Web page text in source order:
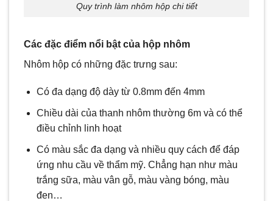
Quy trình làm nhôm hộp chi tiết
Các đặc điểm nổi bật của hộp nhôm
Nhôm hộp có những đặc trưng sau:
Có đa dạng độ dày từ 0.8mm đến 4mm
Chiều dài của thanh nhôm thường 6m và có thể
điều chỉnh linh hoạt
Có màu sắc đa dạng và nhiều quy cách để đáp
ứng nhu cầu về thẩm mỹ. Chẳng hạn như màu
trắng sữa, màu vân gỗ, màu vàng bóng, màu
đen…